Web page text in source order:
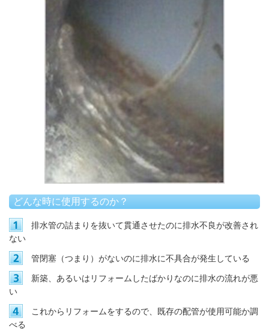
どんな時に使用するのか？
排水管の詰まり を抜いて貫通させたのに排水不良が改善され
ない
管閉塞（つまり）がないのに排水に不具合が発生している
新築、あるいはリフォームしたばかりなのに排水の流れが悪
い
これからリフォームをするので、既存の配管が使用可能か調
べる